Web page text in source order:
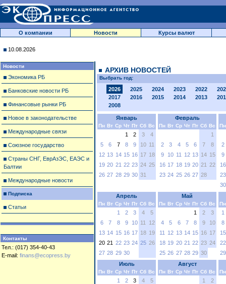
О компании Новости Курсы валют
10.08.2026
Новости
Экономика РБ
Банковские новости РБ
Финансовые рынки РБ
Новое в законодательстве
Международные связи
Союзное государство
Страны СНГ, ЕврАзЭС, ЕАЭС и
Балтии
Международные новости
Подписка
Статьи
Контакты
Тел.: (017) 354-40-43
E-mail: finans@ecopress.by
АРХИВ НОВОСТЕЙ
Выбрать год:
2026 2025 2024 2023 2022
2017
2016 2015 2014 2013
2008
Январь
Пн Вт Ср Чт Пт Сб Вс
1 2 3
4
5
6 7 8 9 10 11
12 13 14 15 16 17 18
19 20 21 22 23 24 25
26 27 28 29 30 31
Февраль
Пн Вт Ср Чт Пт Сб Вс
1
2
3 4 5 6 7
8
9
10 11 12 13 14 15
16 17 18 19 20 21 22
23 24 25 26 27 28
Пн
2
9
16
23
30
Апрель
Пн Вт Ср Чт Пт Сб Вс
1 2 3 4
5
6
7 8 9 10 11
12
13 14 15 16 17 18 19
20 21 22 23 24 25 26
27 28 29 30
Май
Пн Вт Ср Чт Пт Сб Вс
1 2
3
4
5 6 7 8 9
10
11
12 13 14 15 16 17
18 19 20 21 22 23 24
25 26 27 28 29 30
Пн
1
8
15
22
29
Июль
Пн Вт Ср Чт Пт Сб Вс
1 2 3 4
5
Август
Пн Вт Ср Чт Пт Сб Вс
1
2
Пн